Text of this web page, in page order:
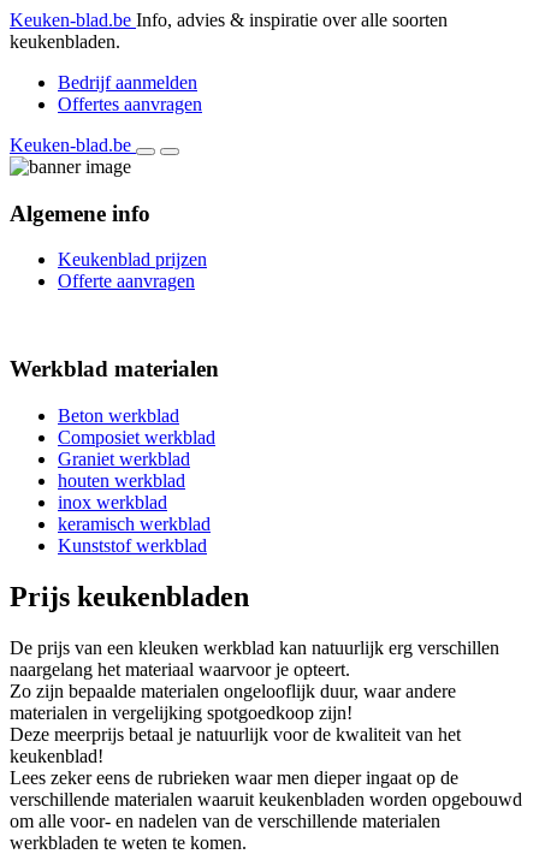
Keuken-blad.be Info, advies & inspiratie over alle soorten
keukenbladen.
Bedrijf aanmelden
Offertes aanvragen
Keuken-blad.be
Algemene info
Keukenblad prijzen
Offerte aanvragen
Werkblad materialen
Beton werkblad
Composiet werkblad
Graniet werkblad
houten werkblad
inox werkblad
keramisch werkblad
Kunststof werkblad
Prijs keukenbladen
De prijs van een kleuken werkblad kan natuurlijk erg verschillen
naargelang het materiaal waarvoor je opteert.
Zo zijn bepaalde materialen ongelooflijk duur, waar andere
materialen in vergelijking spotgoedkoop zijn!
Deze meerprijs betaal je natuurlijk voor de kwaliteit van het
keukenblad!
Lees zeker eens de rubrieken waar men dieper ingaat op de
verschillende materialen waaruit keukenbladen worden opgebouwd
om alle voor- en nadelen van de verschillende materialen
werkbladen te weten te komen.